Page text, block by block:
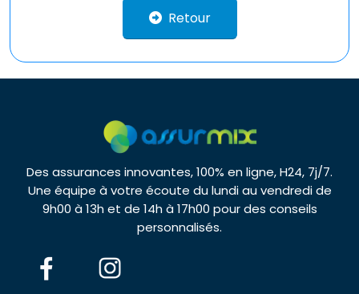
Retour
Des assurances innovantes, 100% en ligne, H24, 7j/7.
Une équipe à votre écoute du lundi au vendredi de
9h00 à 13h et de 14h à 17h00 pour des conseils
personnalisés.